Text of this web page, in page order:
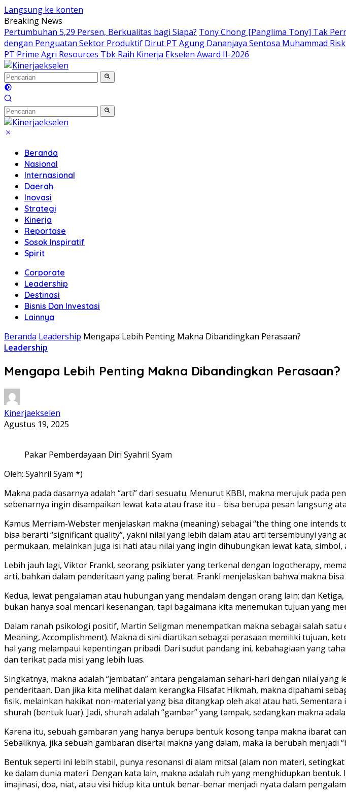
Langsung ke konten
Breaking News
Pertumbuhan 5,29 Persen, Berkualitas bagi Siapa? Tony Chong [Panglima Tony] Tak
dengan Penguatan Sektor Produktif Dirut PT Agung Dananjaya Sentosa Muhammad
PT Prime Agri Resources Tbk Raih Kinerja Ekselen Award II-2026
Beranda
Nasional
Internasional
Daerah
Inovasi
Strategi
Kinerja
Reportase
Sosok Inspiratif
Spirit
Corporate
Leadership
Destinasi
Bisnis Dan Investasi
Lainnya
Beranda Leadership Mengapa Lebih Penting Makna Dibandingkan Perasaan?
Leadership
Mengapa Lebih Penting Makna Dibandingkan Perasaan?
Kinerjaekselen
Agustus 19, 2025
Pakar Pemberdayaan Diri Syahril Syam
Oleh: Syahril Syam *)
Makna pada dasarnya adalah “arti” dari sesuatu. Menurut KBBI, makna merujuk pada
sebenarnya ingin disampaikan lewat kata atau frase itu – bisa berupa pesan langsung
Kamus Merriam-Webster menjelaskan makna (meaning) sebagai “the thing one
bisa berarti “significant quality”, yakni nilai yang lebih dalam atau arti tersembunyi yang
permukaan, melainkan juga isi hati atau nilai yang ingin dihubungkan lewat kata, simbol,
Lebih jauh lagi, Viktor Frankl, seorang psikiater yang terkenal dengan logotherapy,
arti, bahkan dalam penderitaan yang paling berat. Frankl menjelaskan bahwa makna
Kedua, lewat pengalaman atau hubungan yang mendalam dengan orang lain; dan
bukan hanya soal mencari kesenangan, tapi bagaimana kita menemukan tujuan yang
Dalam ranah psikologi positif, Martin Seligman menempatkan makna sebagai salah
Meaning, Accomplishment). Makna di sini diartikan sebagai perasaan memiliki tujuan,
hal yang melampaui kepentingan pribadi. Dari sudut pandang ini, kebahagiaan yang
dan terikat pada misi yang lebih luas.
Singkatnya, makna adalah “jembatan” antara pengalaman sehari-hari dengan nilai
penderitaan. Dan jika kita melihat dalam kerangka Filsafat Hikmah, makna dipahami
fisik, melainkan hakikat non-material yang bisa ditangkap oleh akal atau hati.
shurah (bentuk luar). Jadi, shurah adalah “gambar” yang tampak, sedangkan makna
Karena itu, sebuah gambaran yang hanya berupa bentuk kosong tanpa makna ibarat
Sebaliknya, jika sebuah gambaran disertai makna yang dalam, maka ia berubah menjadi
Bentuk seperti ini lebih stabil, punya resonansi di alam mitsal (alam non materi,
ke dalam dunia materi. Dengan kata lain, makna adalah ruh yang menghidupkan
imajinasi, doa, niat, atau visi hidup kita untuk benar-benar menjadi nyata dalam